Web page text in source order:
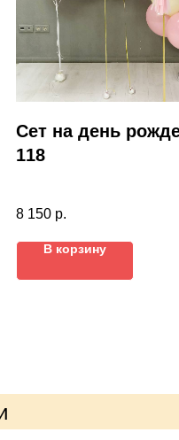
Сет на день
118
8 150 р.
В корзину